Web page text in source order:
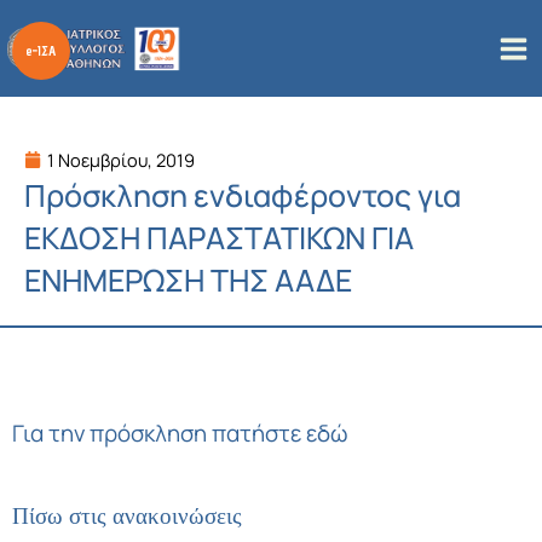
στο
περιεχόμενο
1 Νοεμβρίου, 2019
Πρόσκληση ενδιαφέροντος για
ΕΚΔΟΣΗ ΠΑΡΑΣΤΑΤΙΚΩΝ ΓΙΑ
ΕΝΗΜΕΡΩΣΗ ΤΗΣ ΑΑΔΕ
Για την πρόσκληση πατήστε εδώ
Πίσω στις ανακοινώσεις